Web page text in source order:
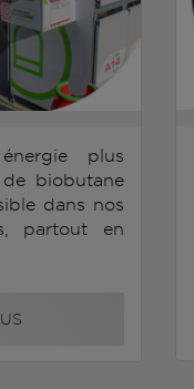
plus
biobutane
dans nos
partout en